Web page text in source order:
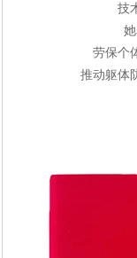
技
劳保个
推动躯体